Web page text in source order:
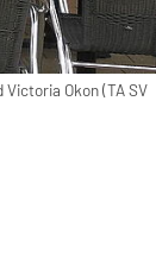
Okon (TA SV